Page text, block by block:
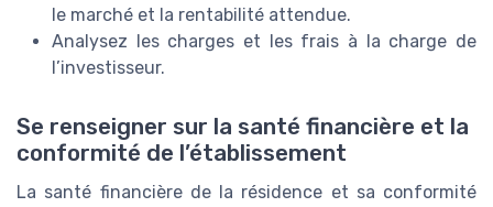
le marché et la rentabilité attendue.
Analysez les charges et les frais à la charge de
l’investisseur.
Se renseigner sur la santé financière et la
conformité de l’établissement
La santé financière de la résidence et sa conformité